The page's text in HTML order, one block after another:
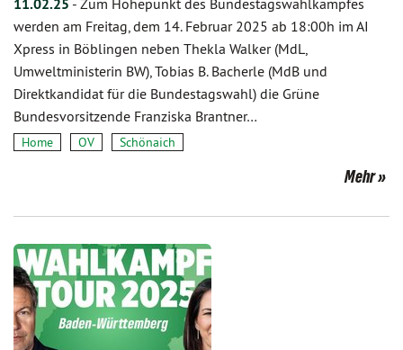
11.02.25 - Zum Höhepunkt des Bundestagswahlkampfes
werden am Freitag, dem 14. Februar 2025 ab 18:00h im AI
Xpress in Böblingen neben Thekla Walker (MdL,
Umweltministerin BW), Tobias B. Bacherle (MdB und
Direktkandidat für die Bundestagswahl) die Grüne
Bundesvorsitzende Franziska Brantner…
Home OV Schönaich
Mehr